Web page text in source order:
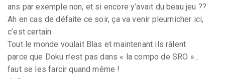
ans par exemple non, et si encore y’avait du beau jeu ??
Ah en cas de défaite ce soir, ça va venir pleurnicher ici,
c’est certain
Tout le monde voulait Blas et maintenant ils râlent
parce que Doku n’est pas dans « la compo de SRO »...
faut se les farcir quand même !